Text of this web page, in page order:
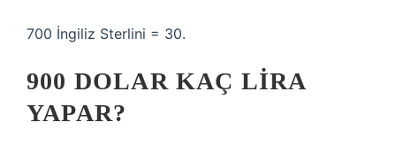
700 İngiliz Sterlini = 30.
900 DOLAR KAÇ LIRA
YAPAR?